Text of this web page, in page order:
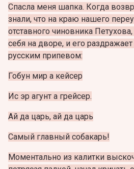
Спасла меня шапка. Когда
знали, что на краю нашего
отставного чиновника
себя на дворе, и его
русским припевом:
Гобун мир а кейсер
Ис эр агунт а грейсер.
Ай да царь, ай да царь
Самый главный собакарь!
Моментально из калитки